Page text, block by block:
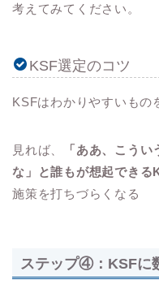
考えてみてください。
KSF選定のコツ
KSFはわかりやすいもの
見れば、
「ああ、こう
な」と誰もが想起できる
施策を打ちづらくなる
ステップ④：KSFに